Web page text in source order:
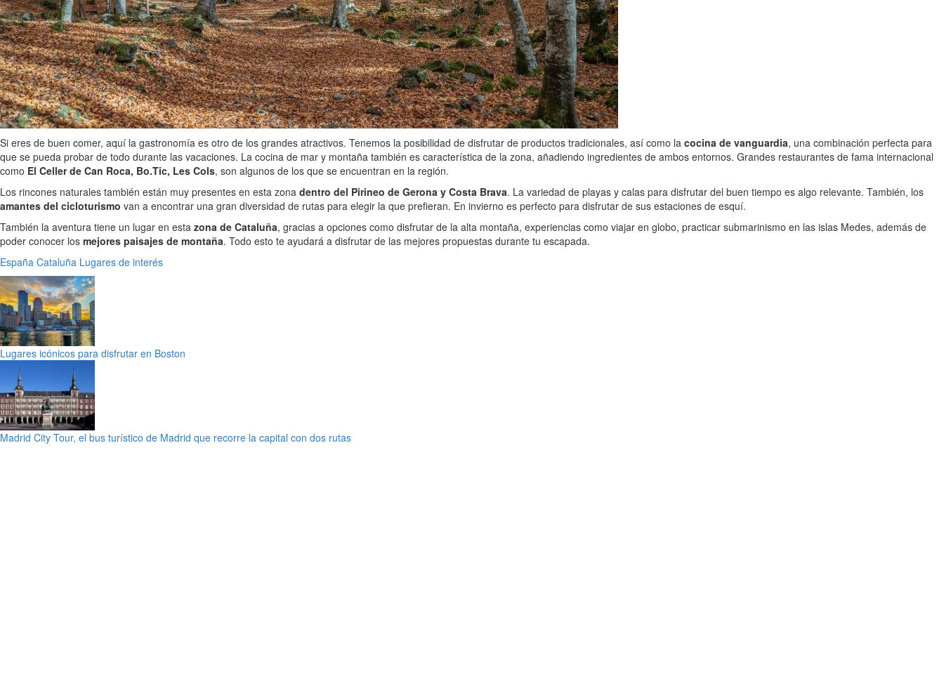
Si eres de buen comer, aquí la gastronomía es otro de los grandes atractivos. Tenemos la posibilidad de disfrutar de productos tradicionales, así como la cocina de vanguardia, una combinación perfecta para
que se pueda probar de todo durante las vacaciones. La cocina de mar y montaña también es característica de la zona, añadiendo ingredientes de ambos entornos. Grandes restaurantes de fama internacional
como El Celler de Can Roca, Bo.Tic, Les Cols, son algunos de los que se encuentran en la región.
Los rincones naturales también están muy presentes en esta zona dentro del Pirineo de Gerona y Costa Brava. La variedad de playas y calas para disfrutar del buen tiempo es algo relevante. También, los
amantes del cicloturismo van a encontrar una gran diversidad de rutas para elegir la que prefieran. En invierno es perfecto para disfrutar de sus estaciones de esquí.
También la aventura tiene un lugar en esta zona de Cataluña, gracias a opciones como disfrutar de la alta montaña, experiencias como viajar en globo, practicar submarinismo en las islas Medes, además de
poder conocer los mejores paisajes de montaña. Todo esto te ayudará a disfrutar de las mejores propuestas durante tu escapada.
España Cataluña Lugares de interés
Lugares icónicos para disfrutar en Boston
Madrid City Tour, el bus turístico de Madrid que recorre la capital con dos rutas